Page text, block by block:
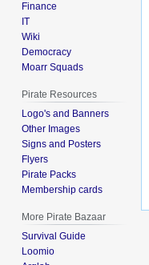
Finance
IT
Wiki
Democracy
Moarr Squads
Pirate Resources
Logo's and Banners
Other Images
Signs and Posters
Flyers
Pirate Packs
Membership cards
More Pirate Bazaar
Survival Guide
Loomio